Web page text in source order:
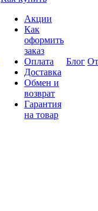
Акции
Как
оформить
заказ
Оплата
Доставка
Обмен и
возврат
Гарантия
на товар
Блог